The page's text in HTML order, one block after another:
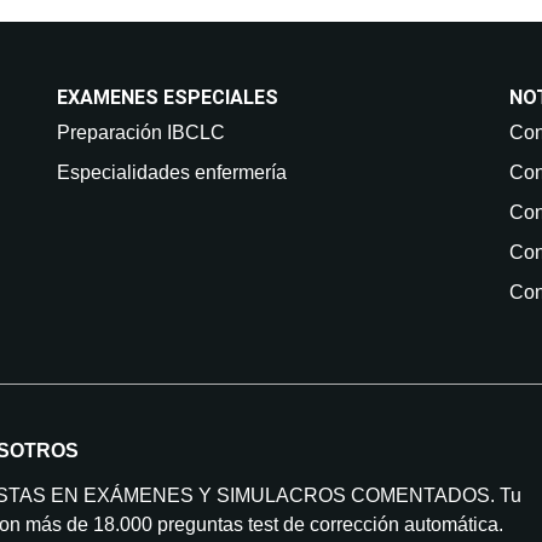
EXAMENES ESPECIALES
Preparación IBCLC
Especialidades enfermería
EN EXÁMENES Y SIMULACROS COMENTADOS. Tu
más de 18.000 preguntas test de corrección automática.